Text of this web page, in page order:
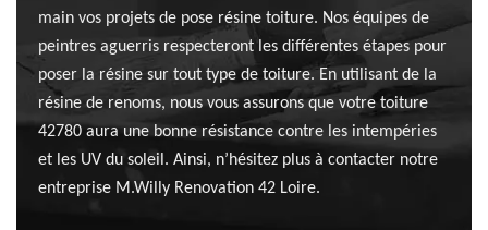
main vos projets de pose résine toiture. Nos équipes de
peintres aguerris respecteront les différentes étapes pour
poser la résine sur tout type de toiture. En utilisant de la
résine de renoms, nous vous assurons que votre toiture
42780 aura une bonne résistance contre les intempéries
et les UV du soleil. Ainsi, n’hésitez plus à contacter notre
entreprise M.Willy Renovation 42 Loire.